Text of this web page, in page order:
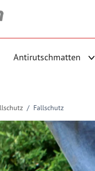
Antirutschmatten
/ Fallschutz